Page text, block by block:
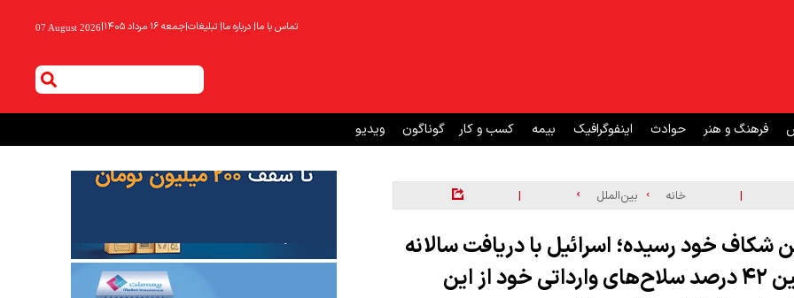
تماس با ما| درباره ما| تبلیغات|جمعه ۱۶ مرداد ۱۴۰۵ |
07 August 2026
فرهنگ و هنر حوادث اینفوگرافیک بیمه کسب و کار گوناگون ویدیو
| خانه بین‌الملل |
شکاف خود رسیده؛ اسرائیل با دریافت سالانه
۳.۸ میلیارد دلار کمک نظامی از آمریکا و تأمین ۴۲ درصد سلاح‌های وارداتی خود از این